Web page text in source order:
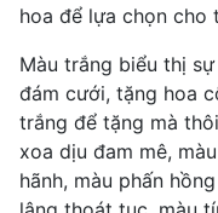
hoa để lựa chọn cho
Màu trắng biểu thị
đám cưới, tặng hoa
trắng để tặng mà
xoa dịu đam mê,
hãnh, màu phấn